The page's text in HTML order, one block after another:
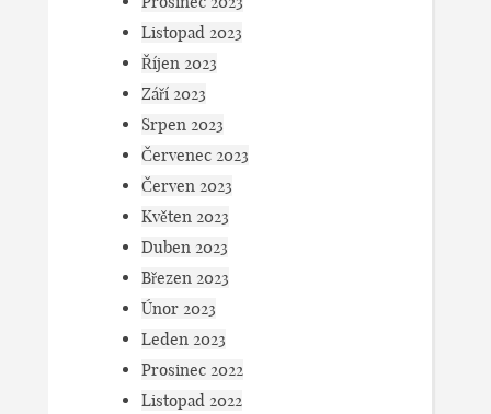
Listopad 2023
Říjen 2023
Září 2023
Srpen 2023
Červenec 2023
Červen 2023
Květen 2023
Duben 2023
Březen 2023
Únor 2023
Leden 2023
Prosinec 2022
Listopad 2022